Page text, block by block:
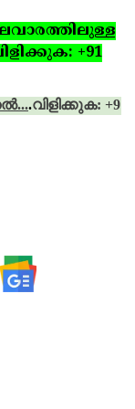
+91
.വിളിക്കുക: +91